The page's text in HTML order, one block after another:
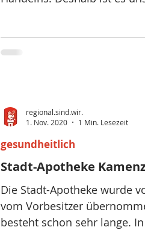
Stadt-Apotheke
Die Stadt-Apotheke wurde
vom Vorbesitzer
besteht schon sehr lange.
gesundheitlich
regional.sind.wir.
1. Nov. 2020
1 Min. Lesezeit